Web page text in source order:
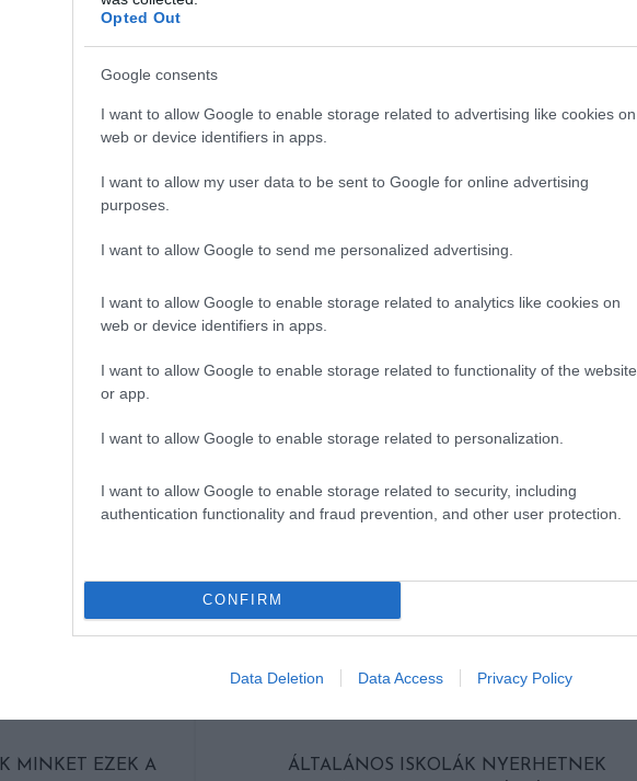
Opted Out
Google consents
I want to allow Google to enable storage related to advertising like cookies on
web or device identifiers in apps.
I want to allow my user data to be sent to Google for online advertising
purposes.
I want to allow Google to send me personalized advertising.
I want to allow Google to enable storage related to analytics like cookies on
web or device identifiers in apps.
I want to allow Google to enable storage related to functionality of the website
or app.
I want to allow Google to enable storage related to personalization.
I want to allow Google to enable storage related to security, including
authentication functionality and fraud prevention, and other user protection.
CONFIRM
Data Deletion Data Access Privacy Policy
MINKET EZEK A
ÁLTALÁNOS ISKOLÁK NYERHETNEK